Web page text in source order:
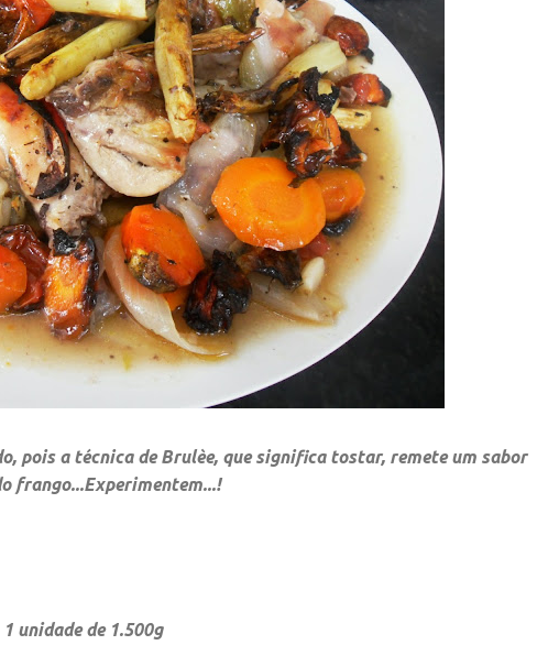
pois a técnica de Brulèe, que significa tostar, remete um sabor
frango...Experimentem...!
1 unidade de 1.500g